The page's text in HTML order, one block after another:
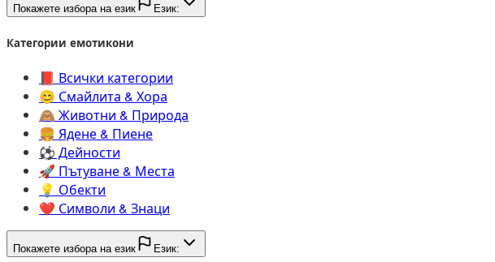
Покажете избора на език Език:
Категории емотикони
📕️ Всички категории
😊️ Смайлита & Хора
🙈️ Животни & Природа
🍔️ Ядене & Пиене
⚽️ Дейности
🚀️ Пътуване & Места
💡️ Обекти
❤️ Символи & Знаци
Покажете избора на език Език: